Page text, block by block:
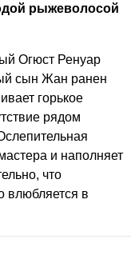
рыжеволосой
Огюст Ренуар
сын Жан ранен
горькое
рядом
и наполняет
что
влюбляется в